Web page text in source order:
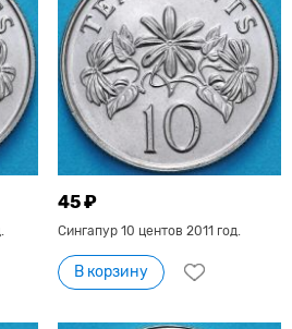
45 ₽
Сингапур 10 центов 2011 год.
В корзину